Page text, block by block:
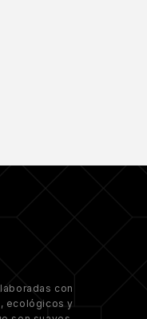
con
ecológicos y